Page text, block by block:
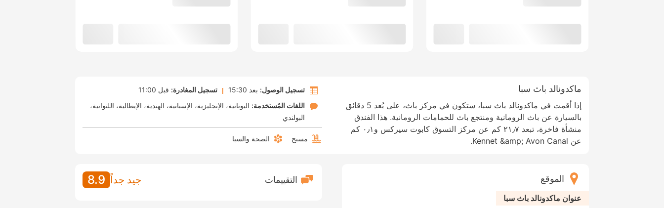
ماكدونالد باث سبا
إذا أقمت في ماكدونالد باث سبا، ستكون في مركز باث، على بُعد 5 دقائق
بالسيارة عن باث الرومانية ومنتجع باث للحمامات الرومانية. هذا الفندق
منشأة فاخرة، تبعد ٢١٫٧ كم عن مركز التسوق كابوت سيركس و٠٫١ كم
عن Kennet &amp; Avon Canal.
تسجيل الوصول: بعد 15:30 تسجيل المغادرة: قبل 11:00
اللغات المُستخدمة: اليونانية الإنجليزية الإسبانية الهندية الإيطالية
اللتوانية
البولندي
مسبح الصحة والسبا
الموقع
عنوان ماكدونالد باث سبا
التقييمات جيد جداً 8.9